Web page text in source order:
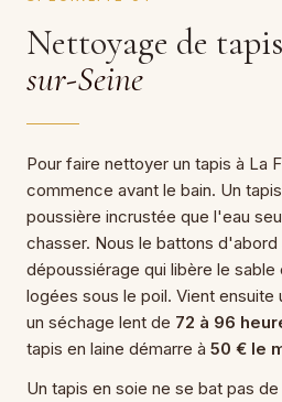
Nettoyage de
sur-Seine
Pour faire nettoyer un tapis à La
commence avant le bain. Un
poussière incrustée que l'eau
chasser. Nous le battons d'abord
dépoussiérage qui libère le
logées sous le poil. Vient ensuite
un séchage lent de 72 à 96
tapis en laine démarre à 50 € le
Un tapis en soie ne se bat pas